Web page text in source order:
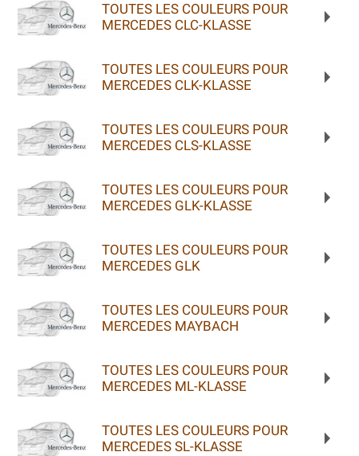
TOUTES LES COULEURS POUR
MERCEDES CLC-KLASSE
TOUTES LES COULEURS POUR
MERCEDES CLK-KLASSE
TOUTES LES COULEURS POUR
MERCEDES CLS-KLASSE
TOUTES LES COULEURS POUR
MERCEDES GLK-KLASSE
TOUTES LES COULEURS POUR
MERCEDES GLK
TOUTES LES COULEURS POUR
MERCEDES MAYBACH
TOUTES LES COULEURS POUR
MERCEDES ML-KLASSE
TOUTES LES COULEURS POUR
MERCEDES SL-KLASSE